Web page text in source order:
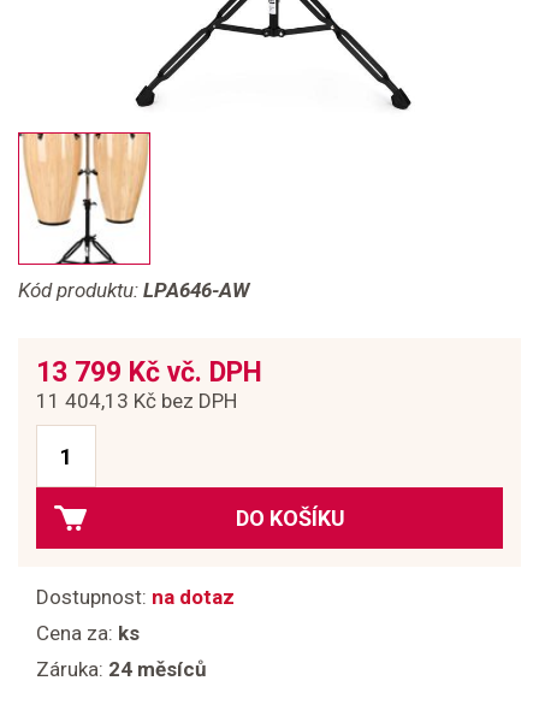
Kód produktu: LPA646-AW
13 799 Kč vč. DPH
11 404,13 Kč bez DPH
DO KOŠÍKU
Dostupnost: na dotaz
Cena za: ks
Záruka: 24 měsíců